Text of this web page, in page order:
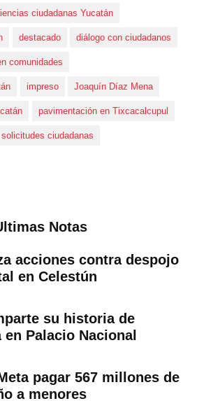
ciudadanas Yucatán
destacado diálogo con ciudadanos
comunidades
impreso Joaquín Díaz Mena
pavimentación en Tixcacalcupul
solicitudes ciudadanas
Notas
acciones contra despojo
en Celestún
su historia de
Palacio Nacional
pagar 567 millones de
a menores